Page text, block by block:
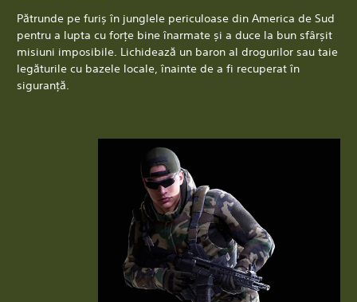
Pătrunde pe furiș în junglele periculoase din America de Sud
pentru a lupta cu forțe bine înarmate și a duce la bun sfârșit
misiuni imposibile. Lichidează un baron al drogurilor sau taie
legăturile cu bazele locale, înainte de a fi recuperat în
siguranță.